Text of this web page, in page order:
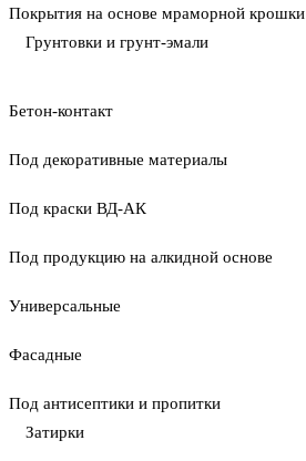
Покрытия на основе мраморной крошки
Грунтовки и грунт-эмали
Бетон-контакт
Под декоративные материалы
Под краски ВД-АК
Под продукцию на алкидной основе
Универсальные
Фасадные
Под антисептики и пропитки
Затирки